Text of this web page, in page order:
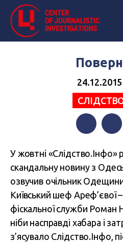
У жовтні «Слідство.Інфо»
скандальну новину з
озвучив очільник Одещини
Київський шеф Ареф’євої
фіскальної служби Роман
ніби насправді хабара і
з’ясувало Слідство.Інфо,